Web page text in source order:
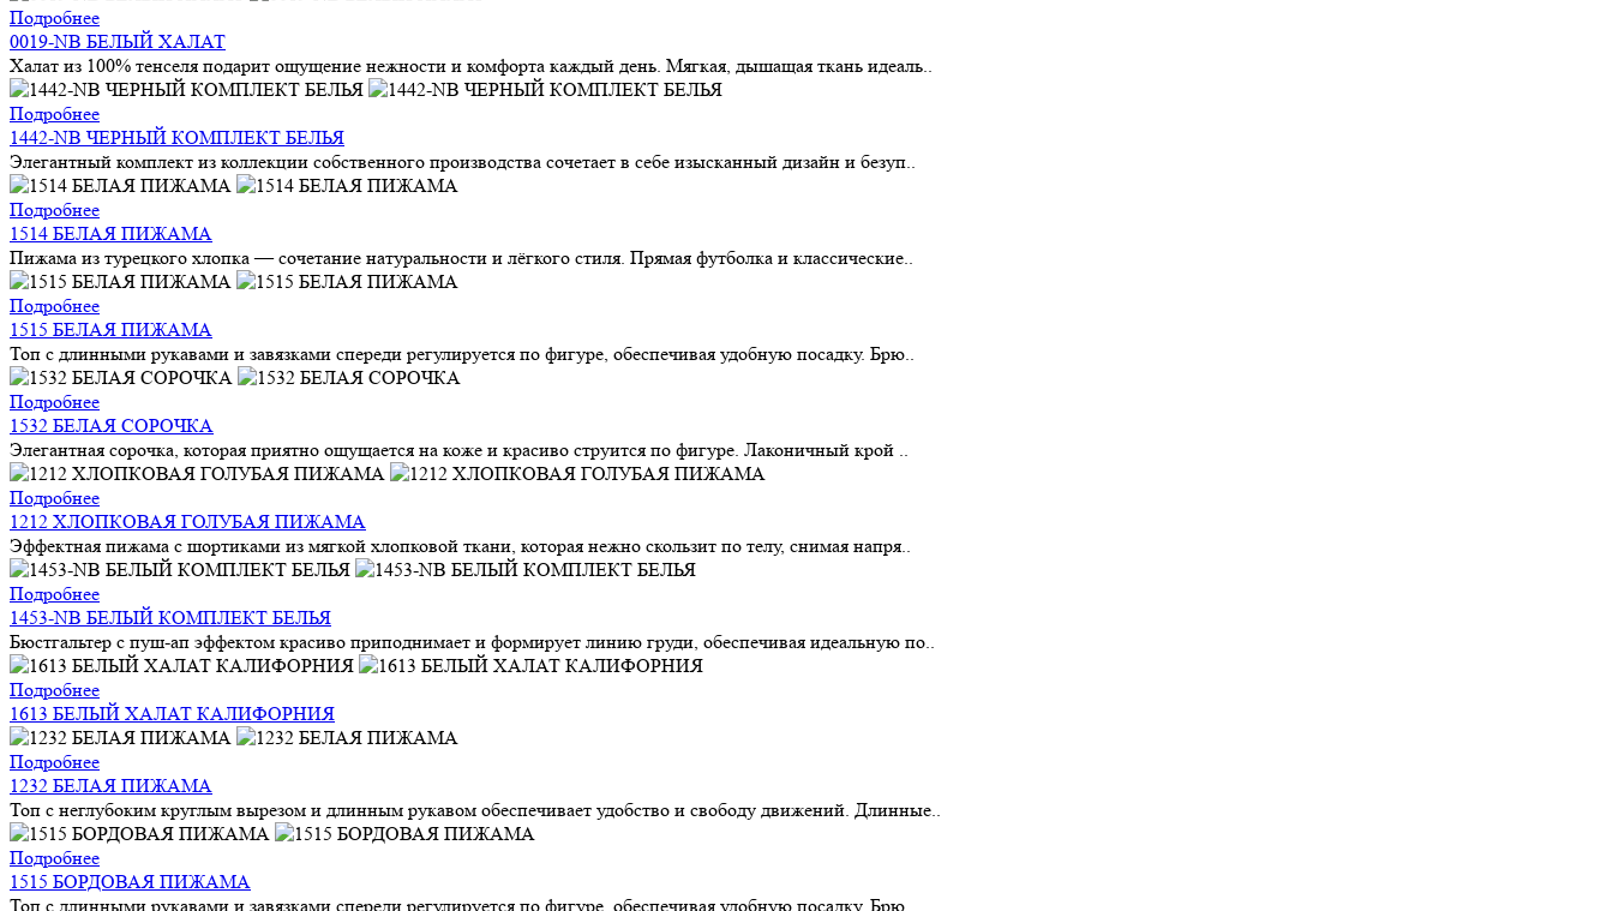
Подробнее
0019-NB БЕЛЫЙ ХАЛАТ
Халат из 100% тенселя подарит ощущение нежности и комфорта каждый день. Мягкая, дышащая ткань идеаль..
Подробнее
1442-NB ЧЕРНЫЙ КОМПЛЕКТ БЕЛЬЯ
Элегантный комплект из коллекции собственного производства сочетает в себе изысканный дизайн и безуп..
Подробнее
1514 БЕЛАЯ ПИЖАМА
Пижама из турецкого хлопка — сочетание натуральности и лёгкого стиля. Прямая футболка и классические..
Подробнее
1515 БЕЛАЯ ПИЖАМА
Топ с длинными рукавами и завязками спереди регулируется по фигуре, обеспечивая удобную посадку. Брю..
Подробнее
1532 БЕЛАЯ СОРОЧКА
Элегантная сорочка, которая приятно ощущается на коже и красиво струится по фигуре. Лаконичный крой ..
Подробнее
1212 ХЛОПКОВАЯ ГОЛУБАЯ ПИЖАМА
Эффектная пижама с шортиками из мягкой хлопковой ткани, которая нежно скользит по телу, снимая напря..
Подробнее
1453-NB БЕЛЫЙ КОМПЛЕКТ БЕЛЬЯ
Бюстгальтер с пуш-ап эффектом красиво приподнимает и формирует линию груди, обеспечивая идеальную по..
Подробнее
1613 БЕЛЫЙ ХАЛАТ КАЛИФОРНИЯ
Подробнее
1232 БЕЛАЯ ПИЖАМА
Топ с неглубоким круглым вырезом и длинным рукавом обеспечивает удобство и свободу движений. Длинные..
Подробнее
1515 БОРДОВАЯ ПИЖАМА
Топ с длинными рукавами и завязками спереди регулируется по фигуре, обеспечивая удобную посадку. Брю..